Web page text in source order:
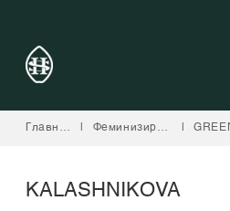
Главная | Феминизированные |
KALASHNIKOVA